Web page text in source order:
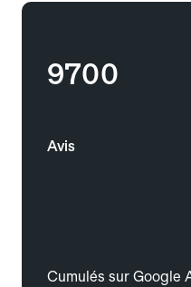
9700
Avis
Cumulés sur Google